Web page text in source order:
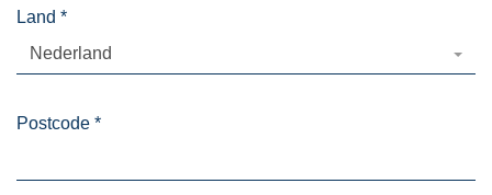
Land *
Nederland
Postcode *